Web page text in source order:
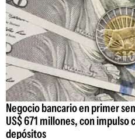
Negocio bancario en primer
US$ 671 millones, con impulso
depósitos